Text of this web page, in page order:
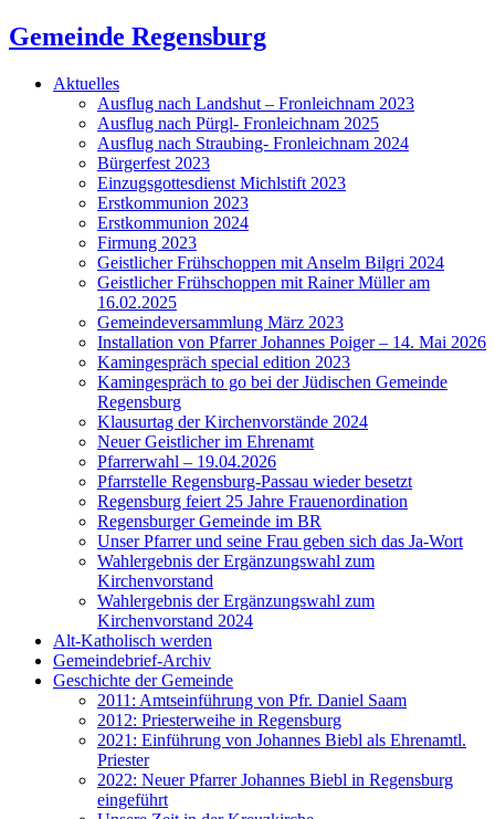
Gemeinde Regensburg
Aktuelles
Ausflug nach Landshut – Fronleichnam 2023
Ausflug nach Pürgl- Fronleichnam 2025
Ausflug nach Straubing- Fronleichnam 2024
Bürgerfest 2023
Einzugsgottesdienst Michlstift 2023
Erstkommunion 2023
Erstkommunion 2024
Firmung 2023
Geistlicher Frühschoppen mit Anselm Bilgri 2024
Geistlicher Frühschoppen mit Rainer Müller am
16.02.2025
Gemeindeversammlung März 2023
Installation von Pfarrer Johannes Poiger – 14. Mai 2026
Kamingespräch special edition 2023
Kamingespräch to go bei der Jüdischen Gemeinde
Regensburg
Klausurtag der Kirchenvorstände 2024
Neuer Geistlicher im Ehrenamt
Pfarrerwahl – 19.04.2026
Pfarrstelle Regensburg-Passau wieder besetzt
Regensburg feiert 25 Jahre Frauenordination
Regensburger Gemeinde im BR
Unser Pfarrer und seine Frau geben sich das Ja-Wort
Wahlergebnis der Ergänzungswahl zum
Kirchenvorstand
Wahlergebnis der Ergänzungswahl zum
Kirchenvorstand 2024
Alt-Katholisch werden
Gemeindebrief-Archiv
Geschichte der Gemeinde
2011: Amtseinführung von Pfr. Daniel Saam
2012: Priesterweihe in Regensburg
2021: Einführung von Johannes Biebl als Ehrenamtl.
Priester
2022: Neuer Pfarrer Johannes Biebl in Regensburg
eingeführt